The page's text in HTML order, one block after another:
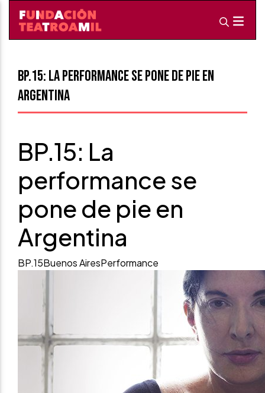
BP.15: La performance se pone de pie en
Argentina
BP.15: La
performance se
pone de pie en
Argentina
BP.15Buenos AiresPerformance